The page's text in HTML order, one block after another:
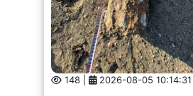
148 | 2026-08-05 10:14:31